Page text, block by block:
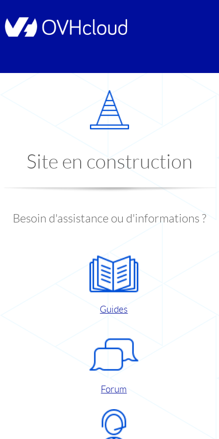
Site en construction
Besoin d'assistance ou d'informations ?
Guides
Forum